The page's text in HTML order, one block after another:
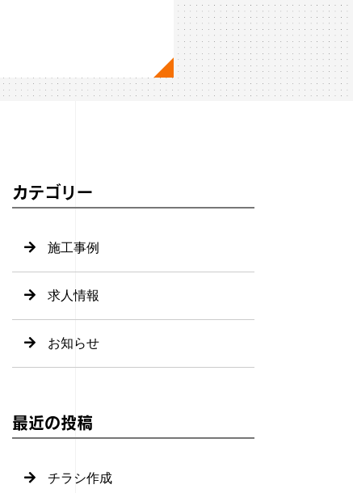
カテゴリー
施工事例
求人情報
お知らせ
最近の投稿
チラシ作成